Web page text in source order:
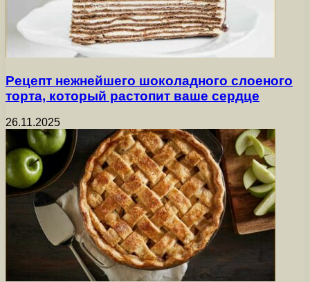
Рецепт нежнейшего шоколадного слоеного
торта, который растопит ваше сердце
26.11.2025